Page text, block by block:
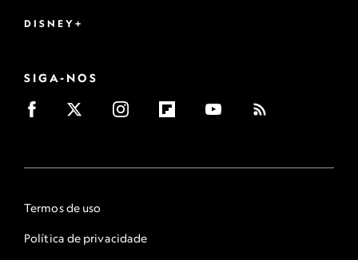
DISNEY+
SIGA-NOS
Termos de uso
Política de privacidade